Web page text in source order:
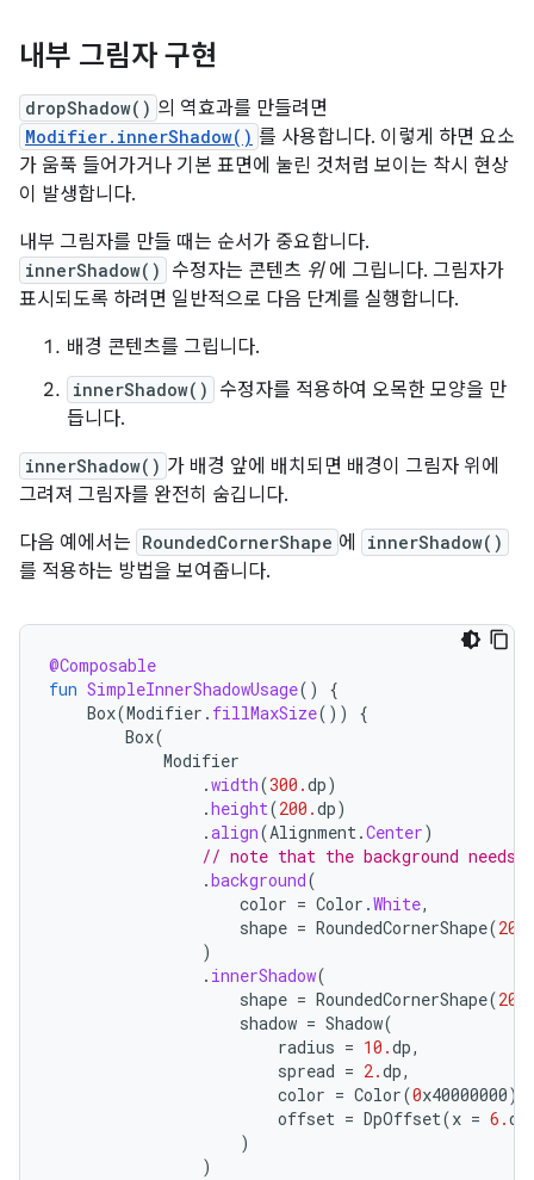
내부 그림자 구현
dropShadow() 의 역효과를 만들려면
Modifier.innerShadow() 를 사용합니다. 이렇게 하면 요소
가 움푹 들어가거나 기본 표면에 눌린 것처럼 보이는 착시 현상
이 발생합니다.
내부 그림자를 만들 때는 순서가 중요합니다.
innerShadow() 수정자는 콘텐츠 위에 그립니다. 그림자가
표시되도록 하려면 일반적으로 다음 단계를 실행합니다.
배경 콘텐츠를 그립니다.
innerShadow()
수정자를 적용하여 오목한 모양을 만
듭니다.
innerShadow() 가 배경 앞에 배치되면 배경이 그림자 위에
그려져 그림자를 완전히 숨깁니다.
다음 예에서는 RoundedCornerShape 에 innerShadow()
를 적용하는 방법을 보여줍니다.
@Composable
fun SimpleInnerShadowUsage()
{
Box(Modifier . fillMaxSize())
{
Box(
Modifier
.width(300.dp)
.height(200.dp)
.align(Alignment.Center)
// note that the background needs
.background(
color = Color .White,
shape = RoundedCornerShape(20.
)
. innerShadow(
shape = RoundedCornerShape(20.
shadow = Shadow(
radius = 10.dp,
spread = 2.dp,
color = Color(0x40000000),
offset = DpOffset(x = 6.dp
)
)